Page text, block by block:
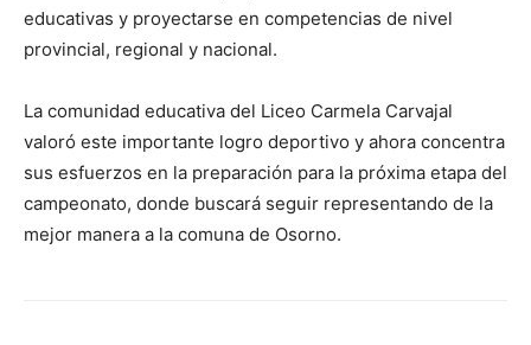
educativas y proyectarse en competencias de nivel
provincial, regional y nacional.
La comunidad educativa del Liceo Carmela Carvajal
valoró este importante logro deportivo y ahora concentra
sus esfuerzos en la preparación para la próxima etapa del
campeonato, donde buscará seguir representando de la
mejor manera a la comuna de Osorno.